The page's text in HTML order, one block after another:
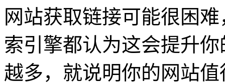
网站获取链接可能很困
索引擎都认为这会提升
越多，就说明你的网站